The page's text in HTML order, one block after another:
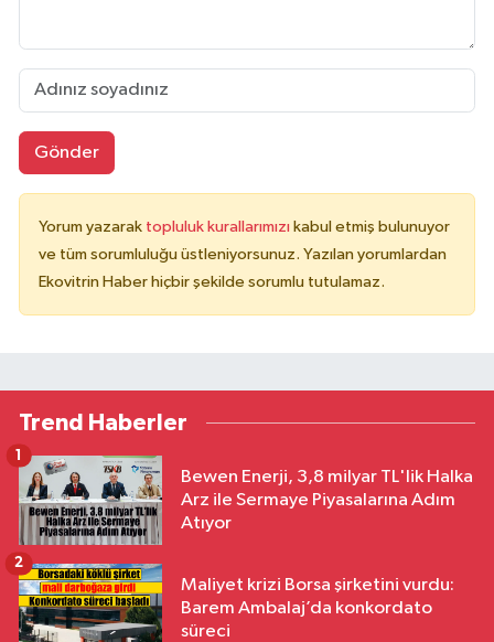
Gönder
Yorum yazarak topluluk kurallarımızı kabul etmiş bulunuyor
ve tüm sorumluluğu üstleniyorsunuz. Yazılan yorumlardan
Ekovitrin Haber hiçbir şekilde sorumlu tutulamaz.
Trend Haberler
Bewen Enerji, 3,8 milyar TL'lik Halka
Arz ile Sermaye Piyasalarına Adım
Atıyor
1
Maliyet krizi Borsa şirketini vurdu:
Barem Ambalaj’da konkordato
süreci
2